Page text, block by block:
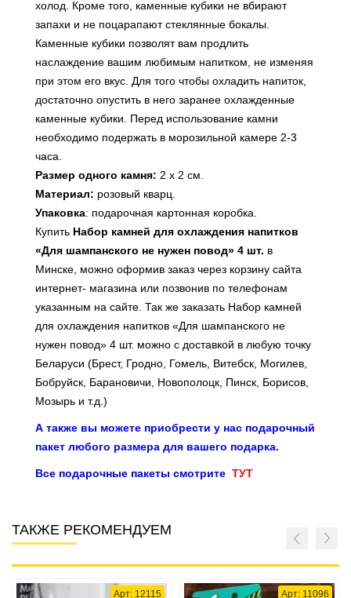
холод. Кроме того, каменные кубики не вбирают
запахи и не поцарапают стеклянные бокалы.
Каменные кубики позволят вам продлить
наслаждение вашим любимым напитком, не изменяя
при этом его вкус. Для того чтобы охладить напиток,
достаточно опустить в него заранее охлажденные
каменные кубики. Перед использование камни
необходимо подержать в морозильной камере 2-3
часа.
Размер одного камня: 2 х 2 см.
Материал: розовый кварц.
Упаковка: подарочная картонная коробка.
Купить Набор камней для охлаждения напитков
«Для шампанского не нужен повод» 4 шт. в
Минске, можно оформив заказ через корзину сайта
интернет- магазина или позвонив по телефонам
указанным на сайте. Так же заказать Набор камней
для охлаждения напитков «Для шампанского не
нужен повод» 4 шт. можно с доставкой в любую точку
Беларуси (Брест, Гродно, Гомель, Витебск, Могилев,
Бобруйск, Барановичи, Новополоцк, Пинск, Борисов,
Мозырь и т.д.)
А также вы можете приобрести у нас подарочный
пакет любого размера для вашего подарка.
Все подарочные пакеты смотрите ТУТ
ТАКЖЕ РЕКОМЕНДУЕМ
Арт: 12115 Арт: 11096